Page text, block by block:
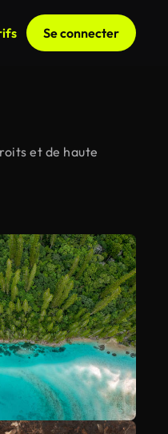
Se connecter
et de haute